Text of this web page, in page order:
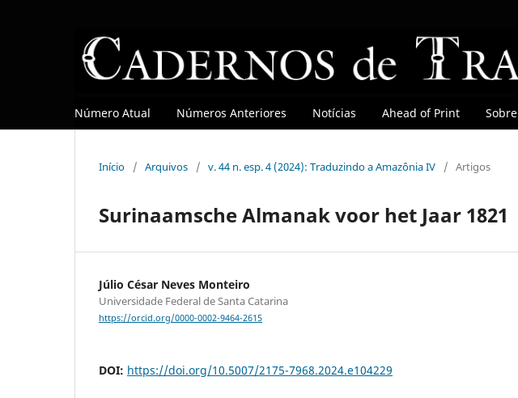
Número Atual Números Anteriores Notícias Ahead of Print Sobre
Início / Arquivos / v. 44 n. esp. 4 (2024): Traduzindo a Amazônia IV / Artigos
Surinaamsche Almanak voor het Jaar 1821
Júlio César Neves Monteiro
Universidade Federal de Santa Catarina
https://orcid.org/0000-0002-9464-2615
DOI: https://doi.org/10.5007/2175-7968.2024.e104229